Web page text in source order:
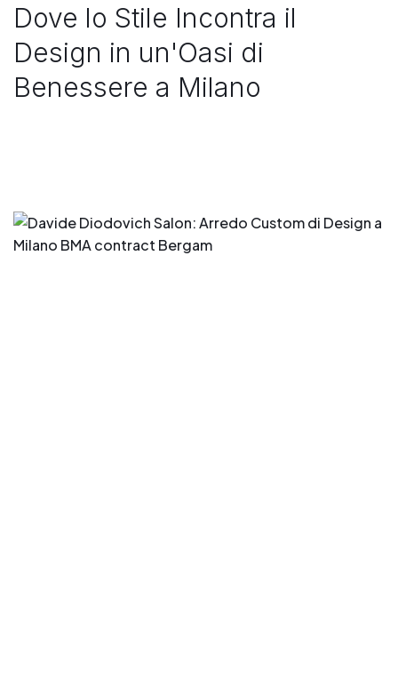
Dove lo Stile Incontra il
Design in un'Oasi di
Benessere a Milano